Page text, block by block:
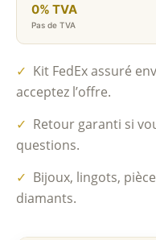
0% TVA
Pas de TVA
✓ Kit FedEx assuré
acceptez l’offre.
✓ Retour garanti si
questions.
✓ Bijoux, lingots,
diamants.